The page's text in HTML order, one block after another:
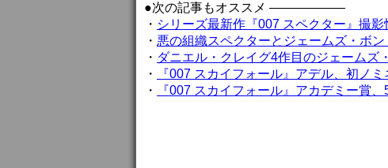
●次の記事もオススメ ——————
・ シリーズ最新作『007 スペクター』撮影
・ 悪の組織スペクターとジェームズ・ボ
・ ダニエル・クレイグ4作目のジェームズ
・
『007 スカイフォール』アデル、初ノ
・
『007 スカイフォール』アカデミー賞、